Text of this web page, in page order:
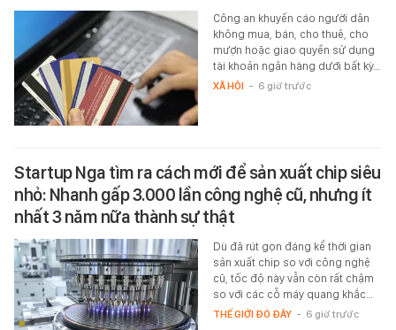
Công an khuyến cáo người dân
không mua, bán, cho thuê, cho
mượn hoặc giao quyền sử dụng
tài khoản ngân hàng dưới bất kỳ…
XÃ HỘI - 6 giờ trước
Startup Nga tìm ra cách mới để sản xuất chip siêu
nhỏ: Nhanh gấp 3.000 lần công nghệ cũ, nhưng ít
nhất 3 năm nữa thành sự thật
Dù đã rút gọn đáng kể thời gian
sản xuất chip so với công nghệ
cũ, tốc độ này vẫn còn rất chậm
so với các cỗ máy quang khắc…
THẾ GIỚI ĐÓ ĐÂY - 6 giờ trước